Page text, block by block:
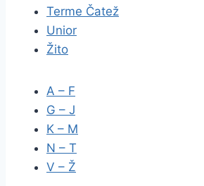
Terme Čatež
Unior
Žito
A – F
G – J
K – M
N – T
V – Ž